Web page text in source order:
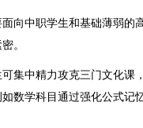
中职学生和基础薄弱的
。
中精力攻克三门文化课
数学科目通过强化公式记